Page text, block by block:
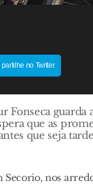
partilhe no Twitter
Fonseca
que as
que seja
nos